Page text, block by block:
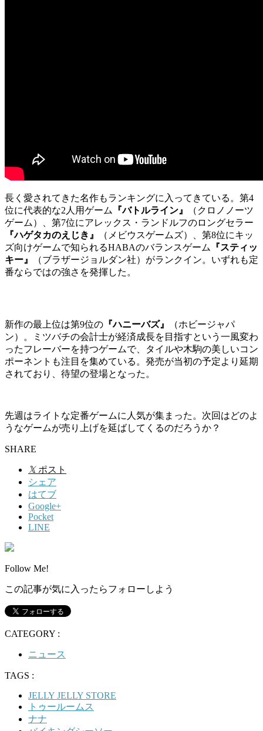
長く愛されてきた名作もランキングに入ってきている。第4
位に代表的な2人用ゲーム
『バトルライン』
（クロノノーツ
ゲーム）、第7位にアレックス・ランドルフのロングセラー
『ハゲタカのえじき』
（メビウスゲームズ）、第8位にキッ
ズ向けゲームで知られるHABAのバランスゲーム
『スティッ
キー』
（ブラザージョルダン社）がランクイン。いずれも定
番ならではの強さを発揮した。
新作の最上位は第9位の 『ハニーバズ』
（ホビージャパ
ン）。ミツバチの会計士が経済成長を目指すという一風変わ
ったフレーバーを持つゲームで、タイルや木駒の美しいコン
ポーネントも注目を集めている。発売が当初の予定より延期
されており、待望の登場となった。
先週はライトな定番ゲームに人気が集まった。次回はどのよ
うなゲームが売り上げを延ばしてくるのだろうか？
SHARE
𝕏 ポスト
シェア
はてブ
Google+
Pocket
LINE
Follow Me!
この記事が気に入ったらフォローしよう
CATEGORY :
ニュース
TAGS :
JELLY JELLY STORE
トゥールームス
ナナ